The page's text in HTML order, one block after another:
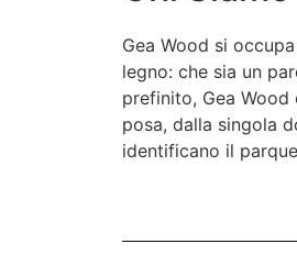
Gea Wood si
legno: che sia un
prefinito, Gea
posa, dalla singola
identificano il